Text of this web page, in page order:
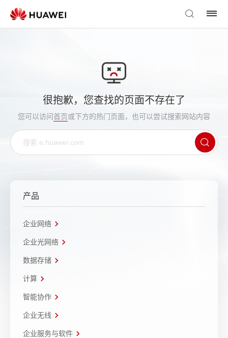
很抱歉，您查找的页面不存在了
您可以访问首页或下方的热门页面，也可以尝试搜索网站内容
产品
企业网络
企业光网络
数据存储
计算
智能协作
企业无线
企业服务与软件